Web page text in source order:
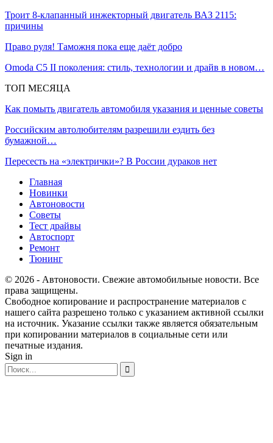
Троит 8-клапанный инжекторный двигатель ВАЗ 2115:
причины
Право руля! Таможня пока еще даёт добро
Omoda C5 II поколения: стиль, технологии и драйв в новом…
ТОП МЕСЯЦА
Как помыть двигатель автомобиля указания и ценные советы
Российским автолюбителям разрешили ездить без
бумажной…
Пересесть на «электрички»? В России дураков нет
Главная
Новинки
Автоновости
Советы
Тест драйвы
Автоспорт
Ремонт
Тюнинг
© 2026 - Автоновости. Свежие автомобильные новости. Все
права защищены.
Свободное копирование и распространение материалов с
нашего сайта разрешено только с указанием активной ссылки
на источник. Указание ссылки также является обязательным
при копировании материалов в социальные сети или
печатные издания.
Sign in